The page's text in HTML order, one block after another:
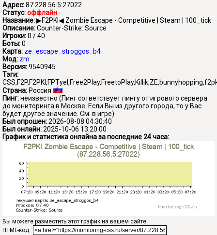
Адрес:87.228.56.5:27022
Статус:оффлайн
Название:▶F2PKI◀ Zombie Escape - Competitive | Steam | 100_tick
Описание:Counter-Strike: Source
Игроки:0 / 40
Боты:0
Карта: ze_escape_stroggos_b4
Мод: zm
Версия:9540945
Тэги:
Страна: Россия
Пинг:неизвестно (Пинг сответствует пингу от игрового сервера
до мониторинга в Москве. Если Вы из другого города, то у Вас
будет другое значение. См. в игре)
Был опрошен:2026-08-08 04:30:40
Был онлайн:2025-10-06 13:20:00
График и статистика онлайна за последние 24 часа:
Вы можете разместить этот график на вашем сайте:
HTML-код: